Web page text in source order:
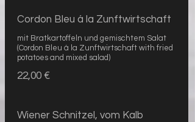
Cordon Bleu á la Zunftwirtschaft
mit Bratkartoffeln und gemischtem Salat
(Cordon Bleu á la Zunftwirtschaft with fried
potatoes and mixed salad)
22,00 €
Wiener Schnitzel, vom Kalb